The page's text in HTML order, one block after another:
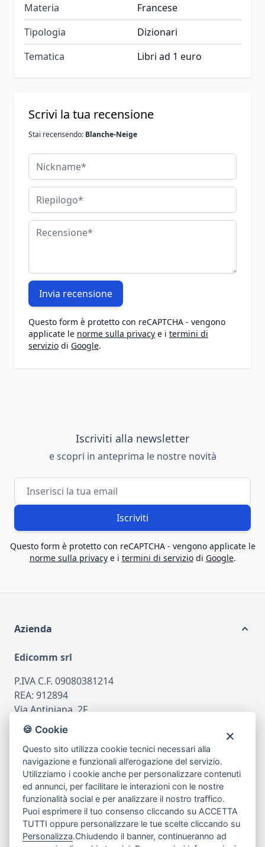
Materia
Francese
Tipologia
Dizionari
Tematica
Libri ad 1 euro
Scrivi la tua recensione
Stai recensendo: Blanche-Neige
Nickname
Riepilogo
Recensione
Invia recensione
Questo form è protetto con reCAPTCHA - vengono
applicate le norme sulla privacy e i termini di
servizio di Google.
Iscriviti alla newsletter
e scopri in anteprima le nostre novità
Indirizzo email
Iscriviti
Questo form è protetto con reCAPTCHA - vengono applicate le
norme sulla privacye i termini di serviziodi Google.
Azienda
Edicomm srl
P.IVA C.F. 09080381214
REA: 912894
Via Antiniana, 2F
80078 Pozzuoli
tel081.7515380
emailinfo@edicomm.it
Assistenza Clienti
Chi siamo
🍪 Cookie
Questo sito utilizza cookie tecnici necessari alla
navigazione e funzionali all’erogazione del servizio.
Utilizziamo i cookie anche per personalizzare contenuti
ed annunci, per facilitare le interazioni con le nostre
funzionalità social e per analizzare il nostro traffico.
Puoi esprimere il tuo consenso cliccando su ACCETTA
TUTTI oppure personalizzare le tue scelte cliccando su
Personalizza.Chiudendo il banner, continueranno ad